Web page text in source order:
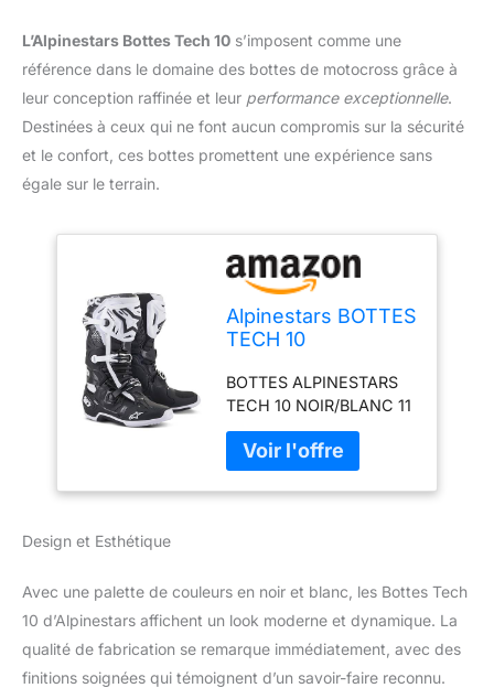
L’Alpinestars Bottes Tech 10 s’imposent comme une
référence dans le domaine des bottes de motocross grâce à
leur conception raffinée et leur performance exceptionnelle.
Destinées à ceux qui ne font aucun compromis sur la sécurité
et le confort, ces bottes promettent une expérience sans
égale sur le terrain.
Alpinestars BOTTES
TECH 10
BOTTES ALPINESTARS
TECH 10 NOIR/BLANC 11
Design et Esthétique
Avec une palette de couleurs en noir et blanc, les Bottes Tech
10 d’Alpinestars affichent un look moderne et dynamique. La
qualité de fabrication se remarque immédiatement, avec des
finitions soignées qui témoignent d’un savoir-faire reconnu.